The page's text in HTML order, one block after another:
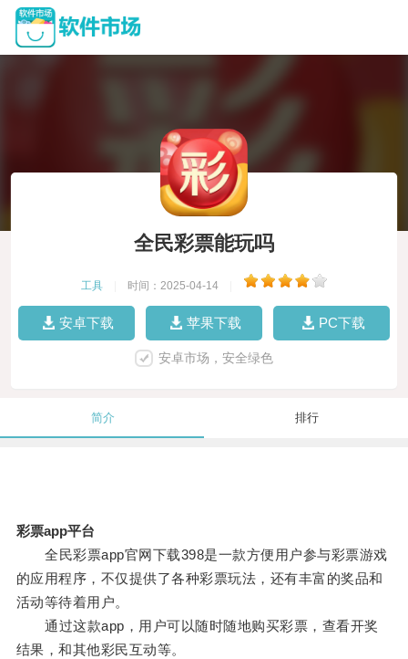
全民彩票能玩吗
工具 时间：2025-04-14
安卓下载 苹果下载 PC下载
安卓市场，安全绿色
简介 排行
彩票app平台
全民彩票app官网下载398是一款方便用户参与彩票游戏
的应用程序，不仅提供了各种彩票玩法，还有丰富的奖品和
活动等待着用户。
通过这款app，用户可以随时随地购买彩票，查看开奖
结果，和其他彩民互动等。